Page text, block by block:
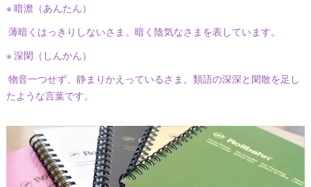
※ 暗澹（あんたん）
薄暗くはっきりしないさま。暗く陰気なさまを表しています。
※ 深閑（しんかん）
物音一つせず、静まりかえっているさま。類語の深深と閑散を足し
たような言葉です。